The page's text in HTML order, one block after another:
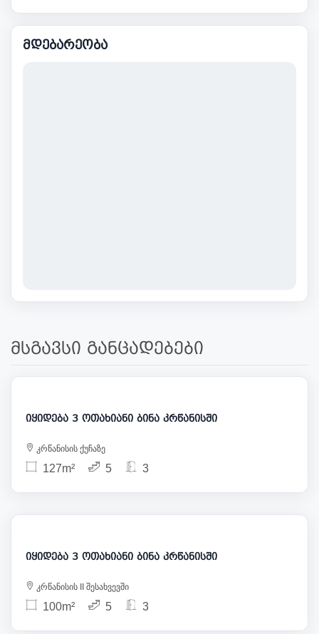
მდებარეობა
მსგავსი განცადებები
449 884
იყიდება 3 ოთახიანი ბინა კრწანისში
კრწანისის ქუჩაზე
127m² 5 3
285 000
იყიდება 3 ოთახიანი ბინა კრწანისში
კრწანისის II შესახვევში
100m² 5 3